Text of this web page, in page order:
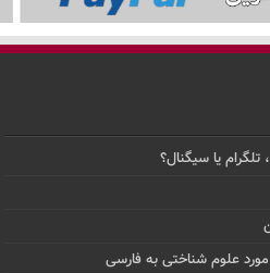
یا سیگنال؟
علوم شناختی به فارسی